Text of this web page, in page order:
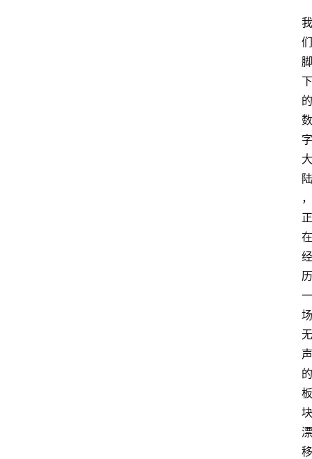
我
们
脚
下
的
数
字
大
陆
，
正
在
经
历
一
场
无
声
的
板
块
漂
移